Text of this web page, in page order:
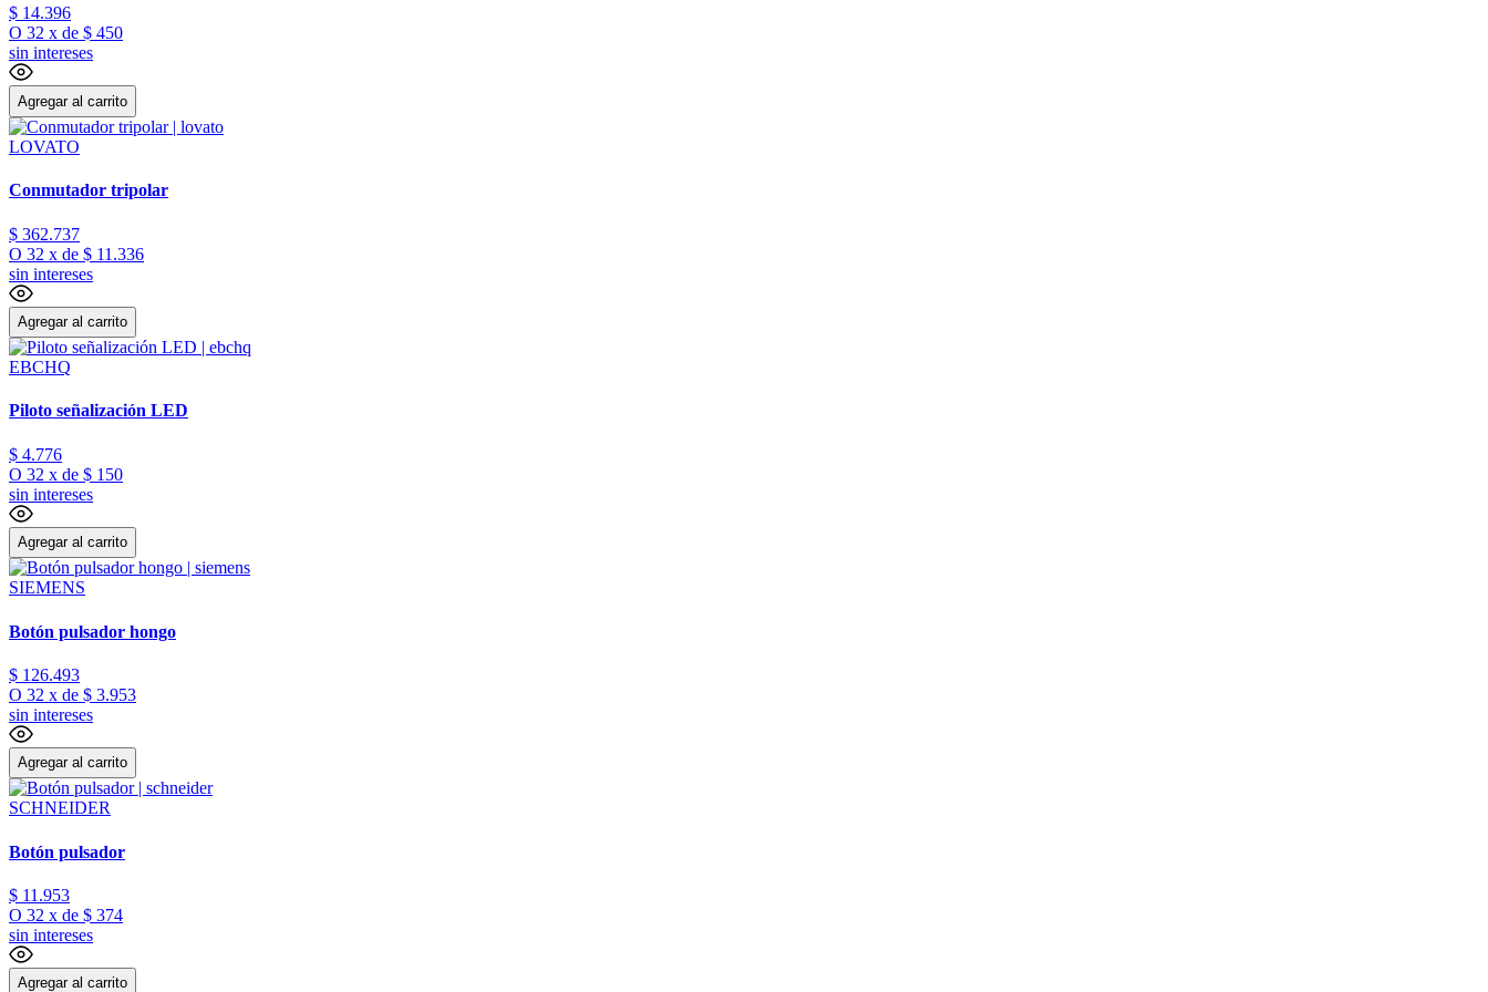
$ 14.396
O 32 x de $ 450
sin intereses
Agregar al carrito
LOVATO
Conmutador tripolar
$ 362.737
O 32 x de $ 11.336
sin intereses
Agregar al carrito
EBCHQ
Piloto señalización LED
$ 4.776
O 32 x de $ 150
sin intereses
Agregar al carrito
SIEMENS
Botón pulsador hongo
$ 126.493
O 32 x de $ 3.953
sin intereses
Agregar al carrito
SCHNEIDER
Botón pulsador
$ 11 .953
O 32 x de $ 374
sin intereses
Agregar al carrito